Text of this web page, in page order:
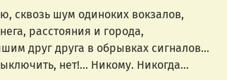
сквозь шум одиноких вокзалов,
расстояния и города,
друг друга в обрывках сигналов...
нет!... Никому. Никогда...